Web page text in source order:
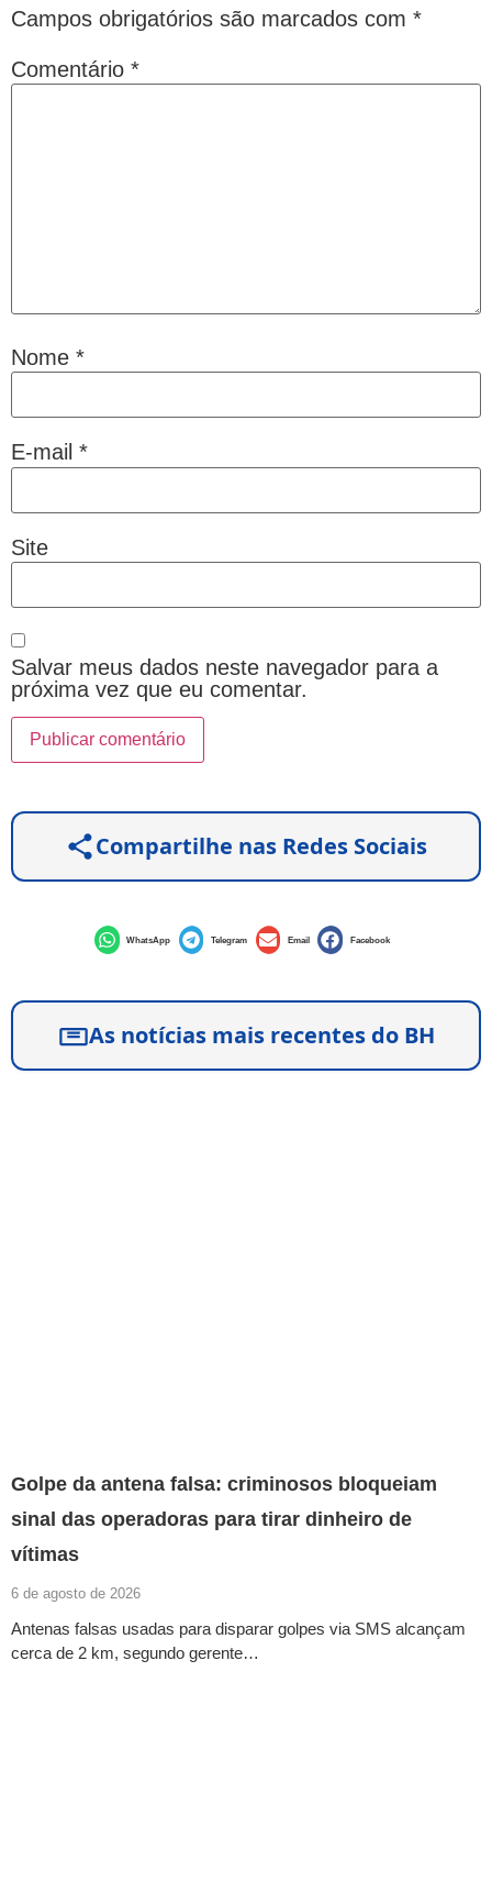
Campos obrigatórios são marcados com *
Comentário *
Nome *
E-mail *
Site
Salvar meus dados neste navegador para a
próxima vez que eu comentar.
Compartilhe nas Redes Sociais
WhatsApp Telegram Email Facebook
As notícias mais recentes do BH
Golpe da antena falsa: criminosos bloqueiam
sinal das operadoras para tirar dinheiro de
vítimas
6 de agosto de 2026
Antenas falsas usadas para disparar golpes via SMS alcançam
cerca de 2 km, segundo gerente…